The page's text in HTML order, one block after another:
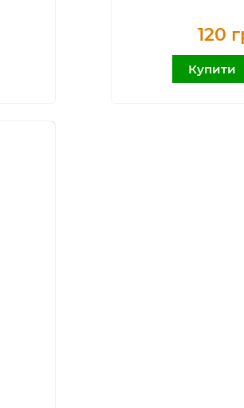
120
Купити